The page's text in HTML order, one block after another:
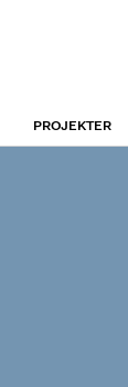
PROJEKTER